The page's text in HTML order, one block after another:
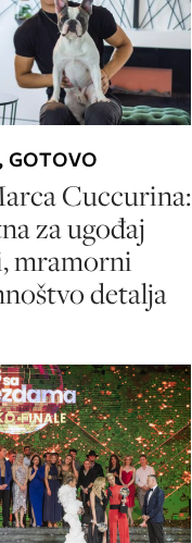
GOTOVO
Cuccurina:
za ugođaj
mramorni
detalja